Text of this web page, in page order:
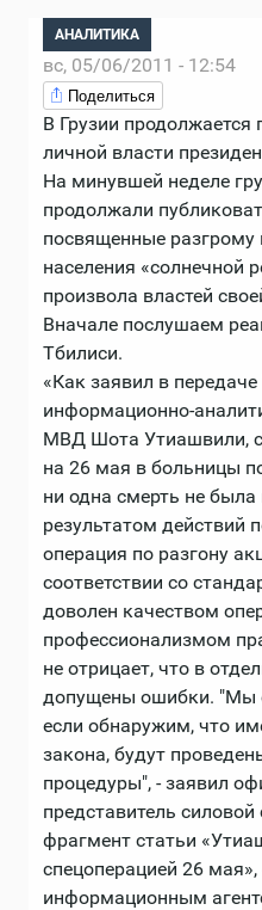
АНАЛИТИКА
вс, 05/06/2011 - 12:54
Поделиться
В Грузии продолжается
личной власти
На минувшей неделе
продолжали
посвященные разгрому
населения «солнечной
произвола властей
Вначале послушаем
Тбилиси.
«Как заявил в
информационно-
МВД Шота Утиашвили, с
на 26 мая в больницы
ни одна смерть не
результатом действий
операция по разгону
соответствии со
доволен качеством
профессионализмом
не отрицает, что в
допущены ошибки. "Мы
если обнаружим, что
закона, будут
процедуры", - заявил
представитель силовой
фрагмент статьи
спецоперацией 26
информационным